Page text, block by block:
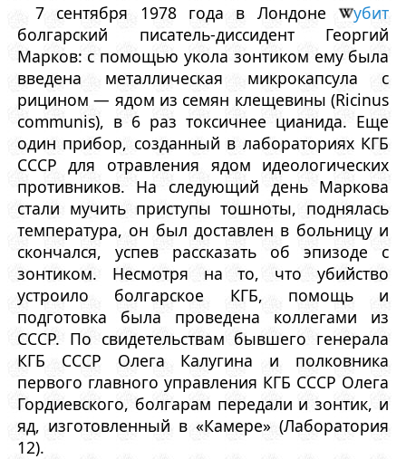
7 сентября 1978 года в Лондоне
убит
болгарский писатель-диссидент Георгий
Марков: с помощью укола зонтиком ему была
введена металлическая микрокапсула с
рицином — ядом из семян клещевины (Ricinus
communis), в 6 раз токсичнее цианида. Еще
один прибор, созданный в лабораториях КГБ
СССР для отравления ядом идеологических
противников. На следующий день Маркова
стали мучить приступы тошноты, поднялась
температура, он был доставлен в больницу и
скончался, успев рассказать об эпизоде с
зонтиком. Несмотря на то, что убийство
устроило болгарское КГБ, помощь и
подготовка была проведена коллегами из
СССР. По свидетельствам бывшего генерала
КГБ СССР Олега Калугина и полковника
первого главного управления КГБ СССР Олега
Гордиевского, болгарам передали и зонтик, и
яд, изготовленный в «Камере» (Лаборатория
12).